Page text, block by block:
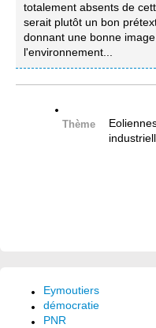
totalement absents de
serait plutôt un bon
donnant une bonne
l'environnement...
Thème
Eymoutiers
démocratie
PNR